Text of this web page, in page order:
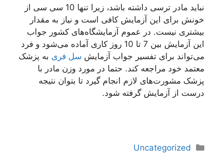
نباید مادر ترسی داشته باشد، زیرا تنها 10 سی سی از
خونش برای این آزمایش کافی است و نیاز به مقدار
بیشتری نیست. در عموم آزمایشگاه‌های کشور جواب
این آزمایش بین 7 تا 10 روز کاری آماده می‌شود و فرد
می‌تواند برای تفسیر جواب آزمایش سل فری به پزشک
معتمد خود مراجعه کند. حتما در مورد وزن مادر با
پزشک مشورت‌های لازم انجام گیرد تا بتوان نتیجه
درست از آزمایش گرفته شود.
دسته‌ها
Uncategorized